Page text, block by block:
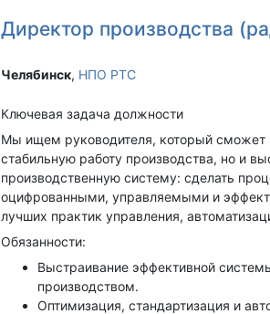
Директор производства
Челябинск‎, НПО РТС
Ключевая задача должности
Мы ищем руководителя, который сможет
стабильную работу производства, но и
производственную систему: сделать
оцифрованными, управляемыми и
лучших практик управления,
Обязанности:
Выстраивание эффективной
производством.
Оптимизация, стандартизация и